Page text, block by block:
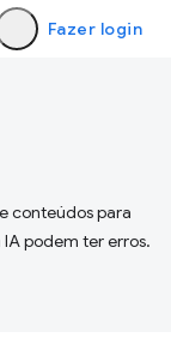
Fazer login
conteúdos para
podem ter erros.